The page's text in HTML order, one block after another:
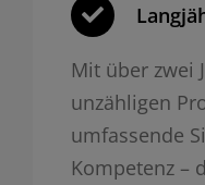
Mit über zwei
unzähligen
umfassende
Kompetenz –